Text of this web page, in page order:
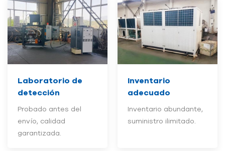
Laboratorio de
detección
Probado antes del
envío, calidad
garantizada.
Inventario
adecuado
Inventario abundante,
suministro ilimitado.